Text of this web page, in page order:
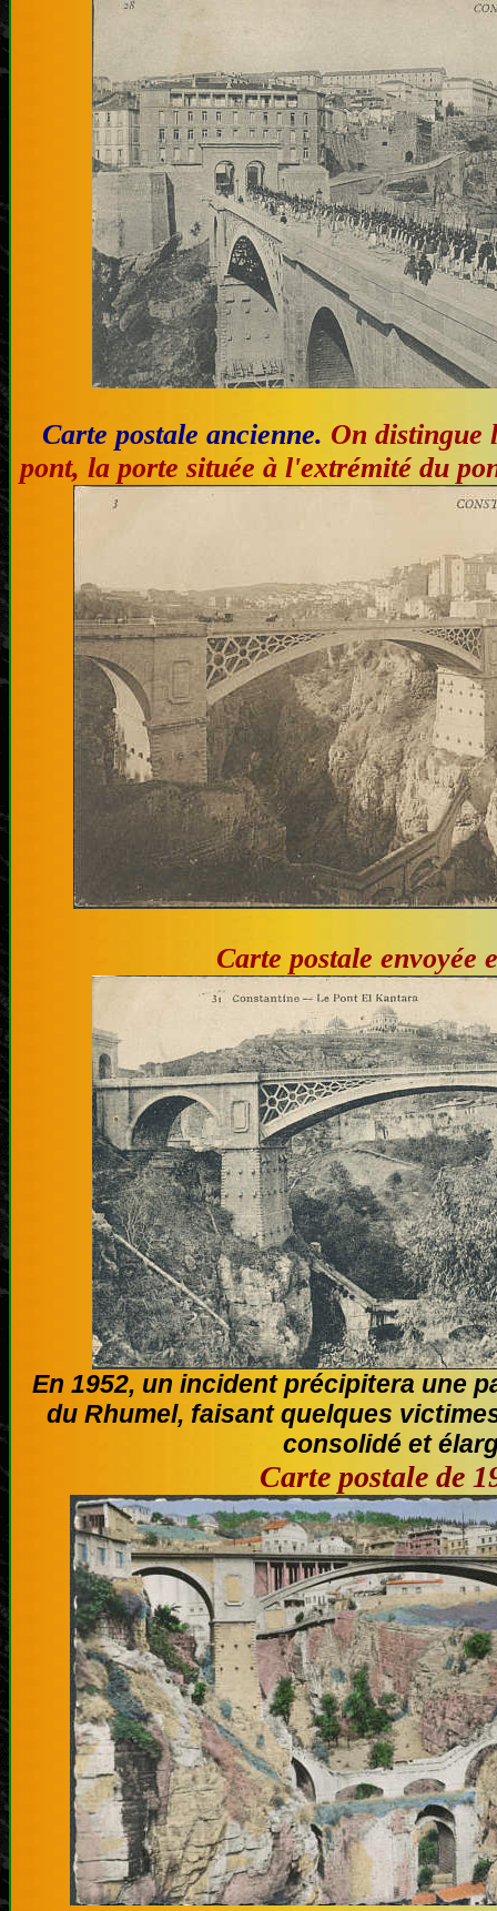
Carte postale ancienne. On distingue
pont, la porte située à l'extrémité du
Carte postale envoyée
En 1952, un incident précipitera une
du Rhumel, faisant quelques
consolidé et
Carte postale de